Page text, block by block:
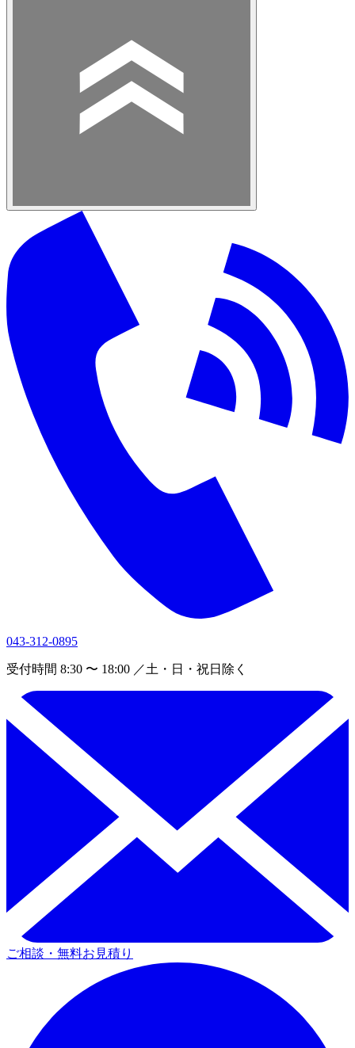
043-312-0895
受付時間 8:30 〜 18:00 ／土・日・祝日除く
ご相談・無料お見積り